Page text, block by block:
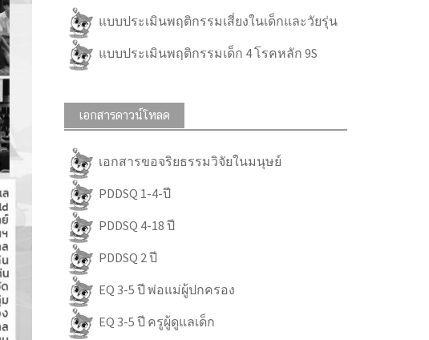
แบบประเมินพฤติกรรมเสี่ยงในเด็กและวัยรุ่น
แบบประเมินพฤติกรรมเด็ก 4 โรคหลัก 9S
เอกสารดาวน์โหลด
เอกสารขอจริยธรรมวิจัยในมนุษย์
PDDSQ 1-4-ปี
PDDSQ 4-18 ปี
PDDSQ 2 ปี
EQ 3-5 ปี พ่อแม่ผู้ปกครอง
EQ 3-5 ปี ครูผู้ดูแลเด็ก